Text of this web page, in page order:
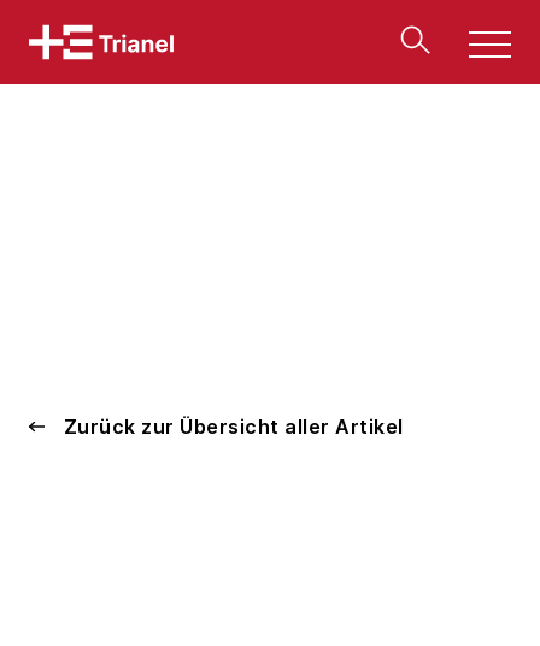
Men
Zurück zur Übersicht aller Artikel